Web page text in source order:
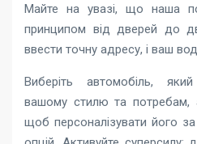
Майте на увазі, що наша
принципом від дверей до
ввести точну адресу, і ваш
Виберіть автомобіль,
вашому стилю та потребам,
щоб персоналізувати його